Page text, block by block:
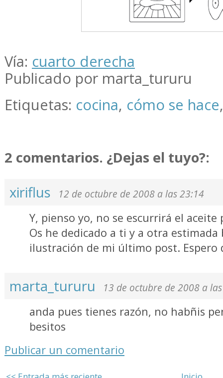
Vía: cuarto derecha
Publicado por marta_tururu
Etiquetas: cocina, cómo se hace
2 comentarios. ¿Dejas el tuyo?:
xiriflus
12 de octubre de 2008 a las 23:14
Y, pienso yo, no se escurrirá el
Os he dedicado a ti y a otra
ilustración de mi último post. Espero
marta_tururu 13 de octubre de 2008 a
anda pues tienes razón, no habñis
besitos
Publicar un comentario